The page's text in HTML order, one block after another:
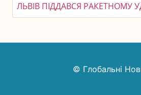
ЛЬВІВ ПІДДАВСЯ РАКЕТНОМУ
© Глобальні